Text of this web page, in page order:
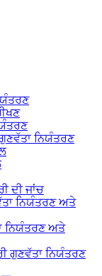
ਨਿਯੰਤਰਣ
ਦੀ ਜਾਂਚ
ਨਿਯੰਤਰਣ ਅਤੇ
ਨਿਯੰਤਰਣ ਅਤੇ
ਗੁਣਵੱਤਾ ਨਿਯੰਤਰਣ